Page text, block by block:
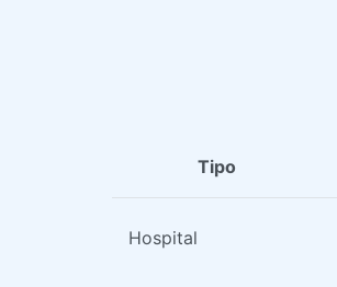
Tipo
Hospital